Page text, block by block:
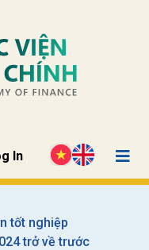
In
tốt nghiệp
trở về trước